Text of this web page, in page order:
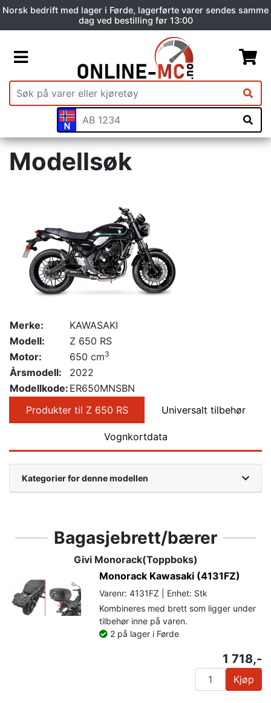
Norsk bedrift med lager i Førde, lagerførte varer sendes samme
dag ved bestilling før 13:00
Modellsøk
Merke:
KAWASAKI
Modell:
Z 650 RS
Motor:
650 cm3
Årsmodell:
2022
Modellkode: ER650MNSBN
Produkter til Z 650 RS
Universalt tilbehør
Vognkortdata
Kategorier for denne modellen
Bagasjebrett/bærer
Givi Monorack(Toppboks)
Monorack Kawasaki (4131FZ)
Varenr: 4131FZ | Enhet: Stk
Kombineres med brett som ligger under
tilbehør inne på varen.
2 på lager i Førde
1 718,-
Kjøp